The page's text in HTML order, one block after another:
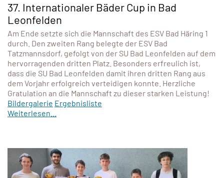
37. Internationaler Bäder Cup in Bad
Leonfelden
Am Ende setzte sich die Mannschaft des ESV Bad Häring 1
durch. Den zweiten Rang belegte der ESV Bad
Tatzmannsdorf, gefolgt von der SU Bad Leonfelden auf dem
hervorragenden dritten Platz. Besonders erfreulich ist,
dass die SU Bad Leonfelden damit ihren dritten Rang aus
dem Vorjahr erfolgreich verteidigen konnte. Herzliche
Gratulation an die Mannschaft zu dieser starken Leistung!
Bildergalerie Ergebnisliste
Weiterlesen...